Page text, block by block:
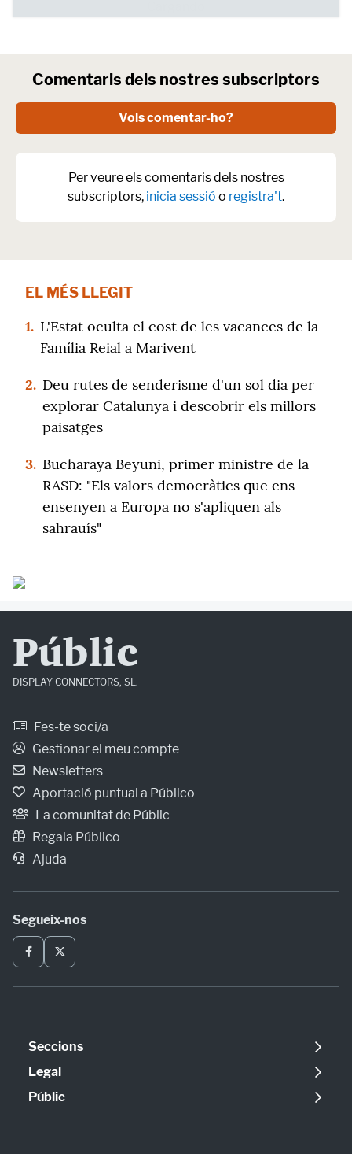
Comentaris dels nostres subscriptors
Vols comentar-ho?
Per veure els comentaris dels nostres
subscriptors, inicia sessió o registra't.
EL MÉS LLEGIT
1. L'Estat oculta el cost de les vacances de la
Família Reial a Marivent
2. Deu rutes de senderisme d'un sol dia per
explorar Catalunya i descobrir els millors
paisatges
3. Bucharaya Beyuni, primer ministre de la
RASD: "Els valors democràtics que ens
ensenyen a Europa no s'apliquen als
sahrauís"
Públic
DISPLAY CONNECTORS, SL.
Fes-te soci/a
Gestionar el meu compte
Newsletters
Aportació puntual a Público
La comunitat de Públic
Regala Público
Ajuda
Segueix-nos
Seccions
Política
Opinió
Legal
Avís legal
Públic